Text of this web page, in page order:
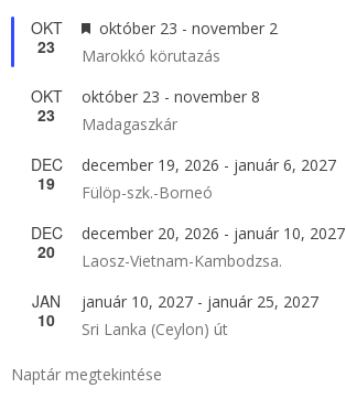
OKT
23
Kiemelt
október 23 - november 2
Marokkó körutazás
OKT
23
október 23 - november 8
Madagaszkár
DEC
19
december 19, 2026 - január 6, 2027
Fülöp-szk.-Borneó
DEC
20
december 20, 2026 - január 10, 2027
Laosz-Vietnam-Kambodzsa.
JAN
10
január 10, 2027 - január 25, 2027
Sri Lanka (Ceylon) út
Naptár megtekintése